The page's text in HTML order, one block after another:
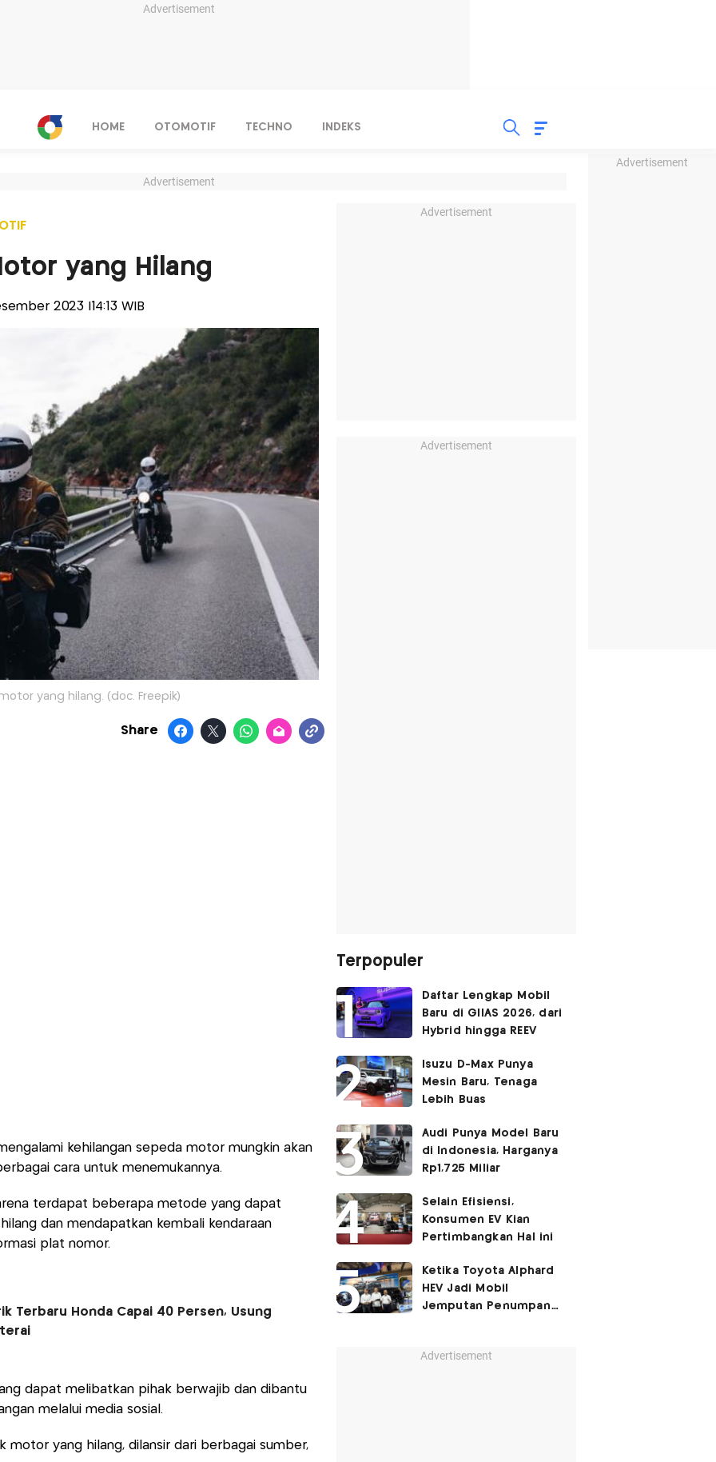
Advertisement
Advertisement
HOME OTOMOTIF TECHNO INDEKS
Advertisement
yang Hilang
2023 |14:13 WIB
yang hilang. (doc. Freepik)
Share
kehilangan sepeda motor mungkin akan
cara untuk menemukannya.
terdapat beberapa metode yang dapat
dan mendapatkan kembali kendaraan
plat nomor.
Terbaru Honda Capai 40 Persen, Usung
dapat melibatkan pihak berwajib dan dibantu
melalui media sosial.
motor yang hilang, dilansir dari berbagai sumber,
Advertisement
Advertisement
Terpopuler
Daftar Lengkap Mobil
Baru di GIIAS 2026, dari
Hybrid hingga REEV
Isuzu D-Max Punya
Mesin Baru, Tenaga
Lebih Buas
Audi Punya Model Baru
di Indonesia, Harganya
Rp1,725 Miliar
Selain Efisiensi,
Konsumen EV Kian
Pertimbangkan Hal ini
Ketika Toyota Alphard
HEV Jadi Mobil
Jemputan Penumpang
Advertisement